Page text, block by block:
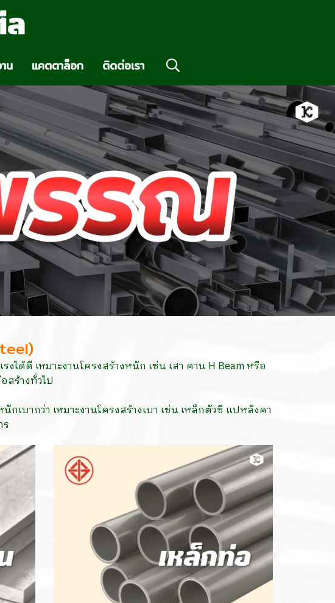
น แคตตาล็อก ติดต่อเรา
ด้ดี เหมาะงานโครงสร้างหนัก เช่น เสา คาน H Beam หรือ
สร้างทั่วไป
บากว่า เหมาะงานโครงสร้างเบา เช่น เหล็กตัวซี แปหลังคา